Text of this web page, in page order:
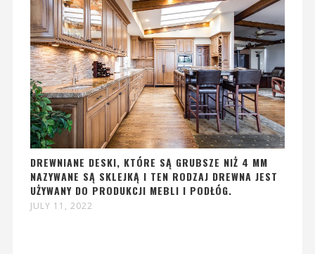
DREWNIANE DESKI, KTÓRE SĄ GRUBSZE NIŻ 4 MM
NAZYWANE SĄ SKLEJKĄ I TEN RODZAJ DREWNA JEST
UŻYWANY DO PRODUKCJI MEBLI I PODŁÓG.
JULY 11, 2022